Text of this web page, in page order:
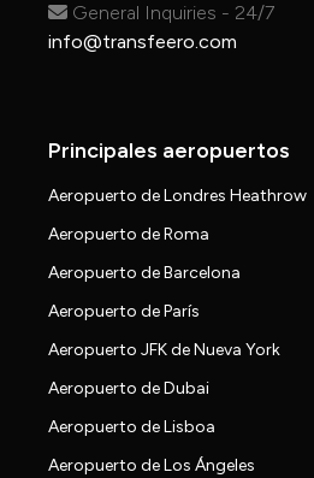
General Inquiries - 24/7
info@transfeero.com
Principales aeropuertos
Aeropuerto de Londres Heathrow
Aeropuerto de Roma
Aeropuerto de Barcelona
Aeropuerto de París
Aeropuerto JFK de Nueva York
Aeropuerto de Dubai
Aeropuerto de Lisboa
Aeropuerto de Los Ángeles